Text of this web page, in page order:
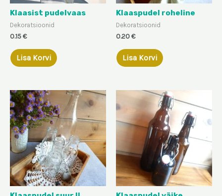
Klaasist pudelvaas
Dekoratsioonid
0.15€
Lisa Korvi
Klaaspudel roheline
Dekoratsioonid
0.20€
Lisa Korvi